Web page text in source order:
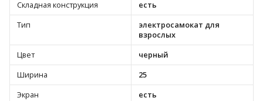
Складная конструкция
есть
Тип
электросамокат для
взрослых
Цвет
черный
Ширина
25
Экран
есть